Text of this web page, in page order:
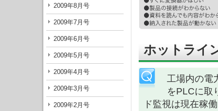
2009年8月号
2009年7月号
2009年6月号
2009年5月号
2009年4月号
2009年3月号
2009年2月号
ホットライ
工場内の電
をPLCに取
ド監視は現在稼